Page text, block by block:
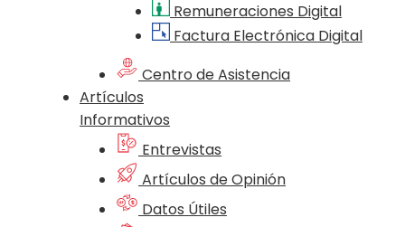
Remuneraciones Digital
Factura Electrónica Digital
Centro de Asistencia
Artículos
Informativos
Entrevistas
Artículos de Opinión
Datos Útiles